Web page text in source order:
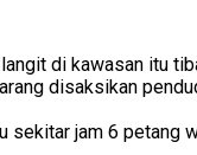
di kawasan itu
disaksikan
sekitar jam 6 petang